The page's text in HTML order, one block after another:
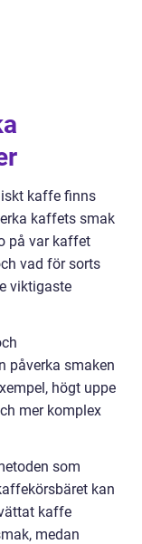
kaffe finns
kaffets smak
på var kaffet
vad för sorts
viktigaste
påverka smaken
högt uppe
mer komplex
som
kan
kaffe
medan